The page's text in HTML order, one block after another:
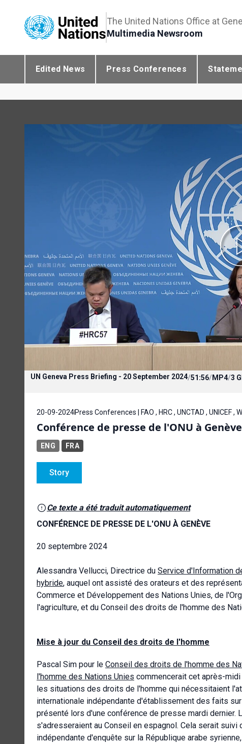
The United Nations Office at
Multimedia Newsroom
Edited News Press Conferences
UN Geneva Press Briefing - 20 September 2024/51:56/MP4/3
20-09-2024Press Conferences | FAO , HRC , UNCTAD , UNICEF ,
Conférence de presse de l'ONU à
ENG FRA
Story
Ce texte a été traduit automatiquement
CONFÉRENCE DE PRESSE DE L'ONU À GENÈVE
20 septembre 2024
Alessandra Vellucci, Directrice du Service d'Information
hybride, auquel ont assisté des orateurs et des
Commerce et Développement des Nations Unies, de
l'agriculture, et du Conseil des droits de l'homme des
Mise à jour du Conseil des droits de l'homme
Pascal Sim pour le Conseil des droits de l'homme des
l'homme des Nations Unies commencerait cet après-
les situations des droits de l'homme qui nécessitaient
internationale indépendante d'établissement des faits
présenté lors d'une conférence de presse mardi
s'adresseraient au Conseil en espagnol. Cela serait
indépendante d'enquête sur la République arabe